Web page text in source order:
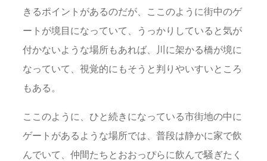
きるポイントがあるのだが、ここのように街中のゲ
ートが境目になっていて、うっかりしていると気が
付かないような場所もあれば、川に架かる橋が境に
なっていて、視覚的にもそうと判りやいすいところ
もある。
ここのように、ひと続きになっている市街地の中に
ゲートがあるような場所では、普段は静かに家で飲
んでいて、仲間たちとおおっぴらに飲んで騒ぎたく